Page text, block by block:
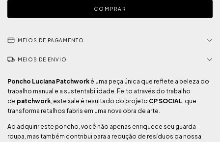
MEIOS DE PAGAMENTO
MEIOS DE ENVIO
Poncho Luciana Patchwork é uma peça única que reflete a beleza do
trabalho manual e a sustentabilidade. Feito através do trabalho
de patchwork, este xale é resultado do projeto CP SOCIAL, que
transforma retalhos fabris em uma nova obra de arte.
Ao adquirir este poncho, você não apenas enriquece seu guarda-
roupa, mas também contribui para a redução de resíduos da nossa